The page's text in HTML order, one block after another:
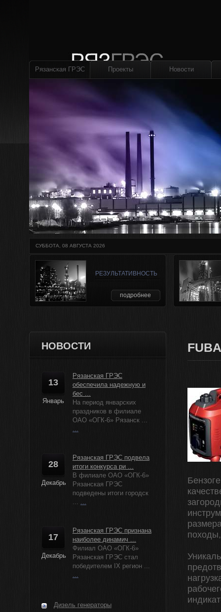
Рязанская ГРЭС Проекты Новости
СУББОТА, 08 АВГУСТА 2026
РЕЗУЛЬТАТИВНОСТЬ
подробнее
НОВОСТИ
13
Январь
Рязанская ГРЭС
обеспечила надежную и
бес ...
На период январских
праздников в филиале
ОАО «ОГК-6» Рязанск ...
...
28
Декабрь
Рязанская ГРЭС подвела
итоги конкурса ри ...
В филиале ОАО «ОГК-6»
Рязанская ГРЭС
подведены итоги городск
... ...
17
Декабрь
Рязанская ГРЭС признана
наиболее динамич ...
Филиал ОАО «ОГК-6»
Рязанская ГРЭС стал
победителем IX регион ...
...
Дизель генераторы